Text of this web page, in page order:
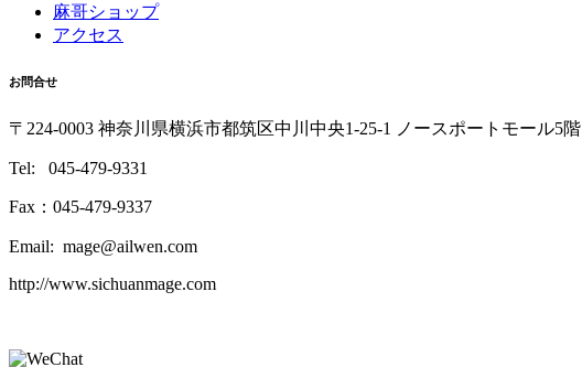
麻哥ショップ
アクセス
お問合せ
〒224-0003 神奈川県横浜市都筑区中川中央1-25-1 ノースポートモール5階
Tel: 045-479-9331
Fax：045-479-9337
Email: mage@ailwen.com
http://www.sichuanmage.com